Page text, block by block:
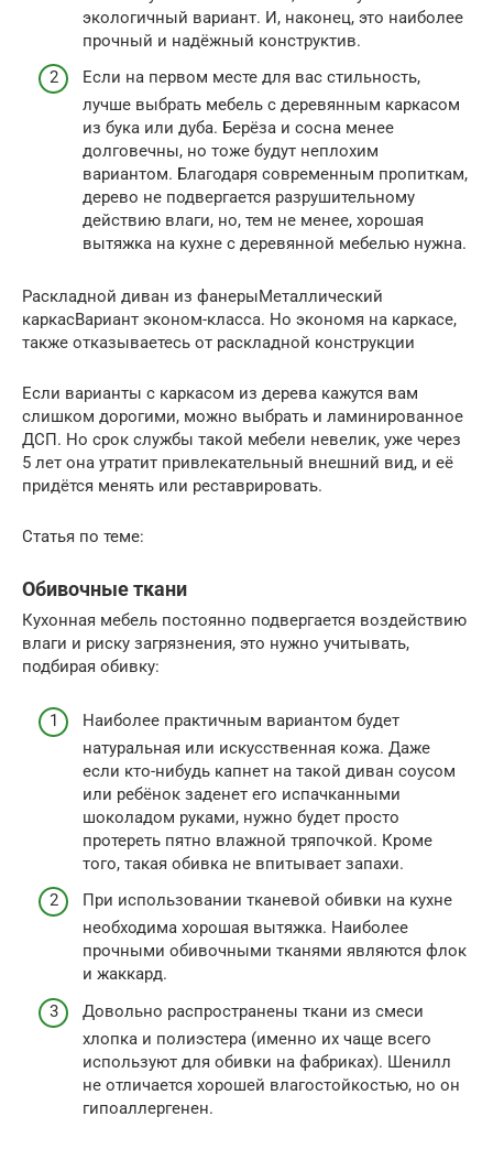
экологичный вариант. И, наконец, это наиболее
прочный и надёжный конструктив.
Если на первом месте для вас стильность,
лучше выбрать мебель с деревянным каркасом
из бука или дуба. Берёза и сосна менее
долговечны, но тоже будут неплохим
вариантом. Благодаря современным пропиткам,
дерево не подвергается разрушительному
действию влаги, но, тем не менее, хорошая
вытяжка на кухне с деревянной мебелью нужна.
Раскладной диван из фанерыМеталлический
каркасВариант эконом-класса. Но экономя на каркасе,
также отказываетесь от раскладной конструкции
Если варианты с каркасом из дерева кажутся вам
слишком дорогими, можно выбрать и ламинированное
ДСП. Но срок службы такой мебели невелик, уже через
5 лет она утратит привлекательный внешний вид, и её
придётся менять или реставрировать.
Статья по теме:
Обивочные ткани
Кухонная мебель постоянно подвергается воздействию
влаги и риску загрязнения, это нужно учитывать,
подбирая обивку:
Наиболее практичным вариантом будет
натуральная или искусственная кожа. Даже
если кто-нибудь капнет на такой диван соусом
или ребёнок заденет его испачканными
шоколадом руками, нужно будет просто
протереть пятно влажной тряпочкой. Кроме
того, такая обивка не впитывает запахи.
При использовании тканевой обивки на кухне
необходима хорошая вытяжка. Наиболее
прочными обивочными тканями являются флок
и жаккард.
Довольно распространены ткани из смеси
хлопка и полиэстера (именно их чаще всего
используют для обивки на фабриках). Шенилл
не отличается хорошей влагостойкостью, но он
гипоаллергенен.